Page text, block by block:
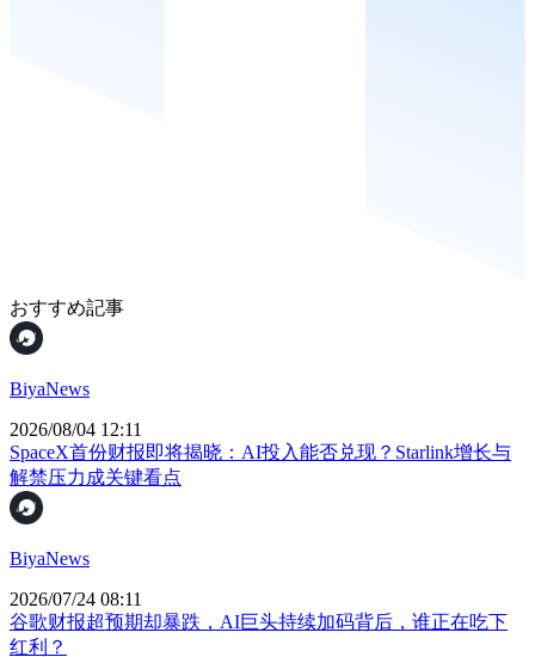
おすすめ記事
BiyaNews
2026/08/04 12:11
SpaceX首份财报即将揭晓：AI投入能否兑现？Starlink增长与
解禁压力成关键看点
BiyaNews
2026/07/24 08:11
谷歌财报超预期却暴跌，AI巨头持续加码背后，谁正在吃下
红利？